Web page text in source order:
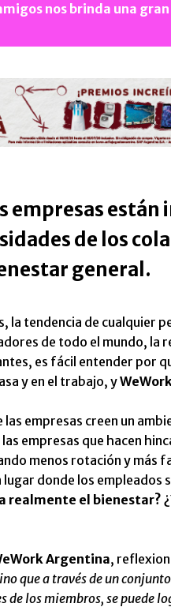
nos brinda una
empresas están
de los
general.
tendencia de cualquier
de todo el mundo, la
es fácil entender por
y en el trabajo, yWeWork
empresas creen un
empresas que hacen
menos rotación y más
lugar donde los
realmente el bienestar?
Argentina,
que a través de un
de los miembros, se puede